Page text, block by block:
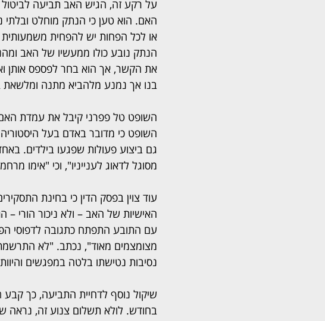
על רקע זה, הגיש האב תביעה לביטול
האם. הוא טען כי הנתק מוחלט ובלתי
או לכל הפחות יש להפחית משמעותית
הנתק נובע כולו ממעשיו של האב
את הקשר, אך הוא בחר לפספס אותן
בנו אך נמנע מלהביא מתנה ומלשאת
השופט טל פפרני קיבל את עמדת
השופט כי מדובר באדם בעל
גם ביצוע פעולות שפגעו בילדים.
מסוגל לדאוג לענייניו", וכי "אימו
עוד צוין בפסק הדין כי בחינת
האישיות של האב – ולא ניכור הורי
עם התובע התפתח כתגובה לדפוסי
מצומצמים מאוד", נכתב. "לא
נסיבות נטישתו בלטה במפגשים
בחודש. לולא תשלום צנוע זה, נראה